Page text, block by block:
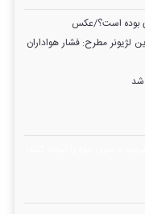
بوده است؟/عکس
لژیونر مطرح: فشار هواداران
شد